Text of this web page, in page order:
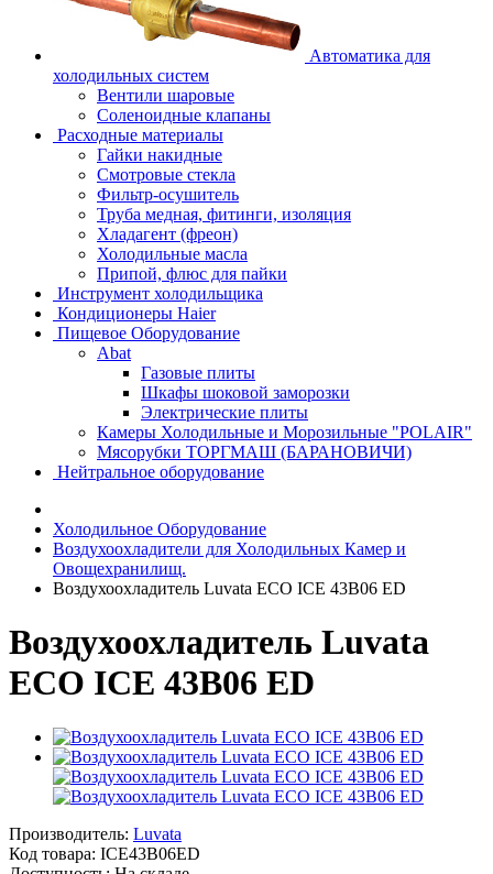
Автоматика для
холодильных систем
Вентили шаровые
Соленоидные клапаны
Расходные материалы
Гайки накидные
Смотровые стекла
Фильтр-осушитель
Труба медная, фитинги, изоляция
Хладагент (фреон)
Холодильные масла
Припой, флюс для пайки
Инструмент холодильщика
Кондиционеры Haier
Пищевое Оборудование
Abat
Газовые плиты
Шкафы шоковой заморозки
Электрические плиты
Камеры Холодильные и Морозильные "POLAIR"
Мясорубки ТОРГМАШ (БАРАНОВИЧИ)
Нейтральное оборудование
Холодильное Оборудование
Воздухоохладители для Холодильных Камер и
Овощехранилищ.
Воздухоохладитель Luvata ECO ICE 43B06 ED
Воздухоохладитель Luvata
ECO ICE 43B06 ED
Производитель: Luvata
Код товара: ICE43B06ED